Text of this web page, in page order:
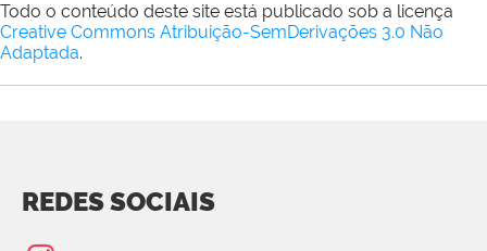
Todo o conteúdo deste site está publicado sob a licença
Creative Commons Atribuição-SemDerivações 3.0 Não
Adaptada.
REDES SOCIAIS